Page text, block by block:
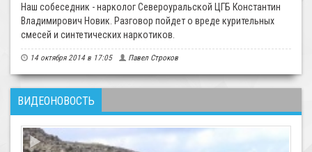
Наш собеседник - нарколог Североуральской ЦГБ Константин
Владимирович Новик. Разговор пойдет о вреде курительных
смесей и синтетических наркотиков.
14 октября 2014 в 17:05 Павел Строков
ВИДЕОНОВОСТЬ